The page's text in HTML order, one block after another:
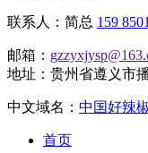
联系人：简总 159
邮箱：
地址：贵州省遵义市
中文域名： 中国好辣
首页